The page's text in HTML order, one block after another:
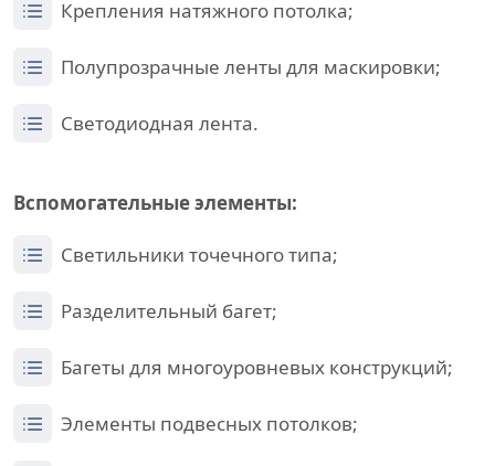
Крепления натяжного потолка;
Полупрозрачные ленты для маскировки;
Светодиодная лента.
Вспомогательные элементы:
Светильники точечного типа;
Разделительный багет;
Багеты для многоуровневых конструкций;
Элементы подвесных потолков;